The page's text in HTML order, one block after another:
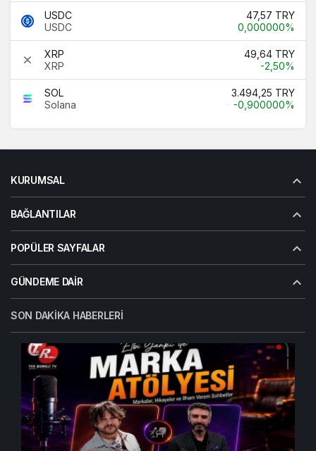
USDC
USDC
47,57 TRY
0,000000%
XRP
XRP
49,64 TRY
-2,50%
SOL
Solana
3.494,25 TRY
-0,900000%
KURUMSAL
BAĞLANTILAR
POPÜLER SAYFALAR
GÜNDEME DAIR
SON DAKIKA HABERLERI